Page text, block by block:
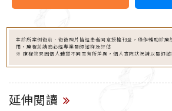
本診所案例術前、術後照片皆經患者同意授權刊登，僅作輔助診療
用，療程前請務必經專業醫師諮詢及評估
※ 療程效果因個人體質不同而有所差異，個人實際狀況請以醫師諮
延伸閱讀